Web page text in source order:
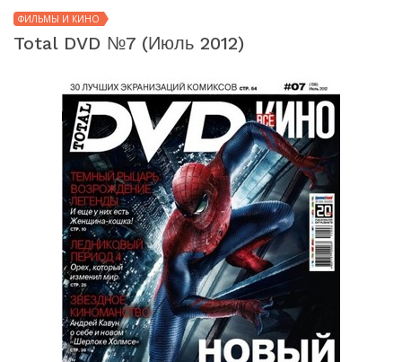
ФИЛЬМЫ И КИНО
Total DVD №7 (июль 2012)